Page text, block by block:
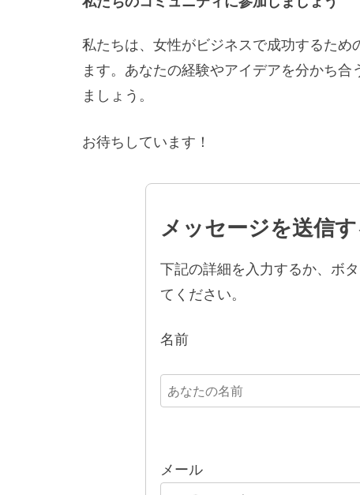
私たちは、女性がビジネスで成功するた
ます。あなたの経験やアイデアを分かち
ましょう。
お待ちしています！
メッセージを送信
下記の詳細を入力するか、ボ
てください。
名前
メール